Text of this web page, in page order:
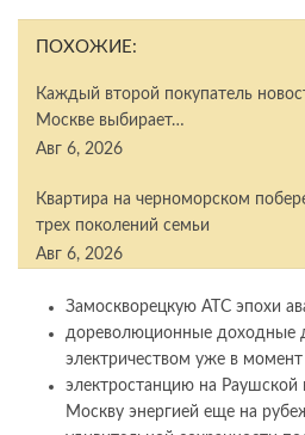
ПОХОЖИЕ:
Каждый второй покупатель
Москве выбирает…
Авг 6, 2026
Квартира на черноморском
трех поколений семьи
Авг 6, 2026
Замоскворецкую АТС эпохи
дореволюционные доходные
электричеством уже в
электростанцию на
Москву энергией еще на